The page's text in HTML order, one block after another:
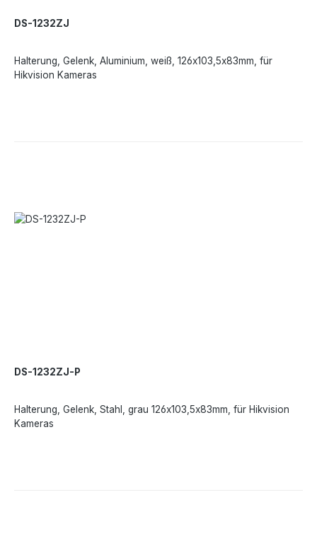
DS-1232ZJ
Halterung, Gelenk, Aluminium, weiß, 126x103,5x83mm, für
Hikvision Kameras
DS-1232ZJ-P
Halterung, Gelenk, Stahl, grau 126x103,5x83mm, für Hikvision
Kameras